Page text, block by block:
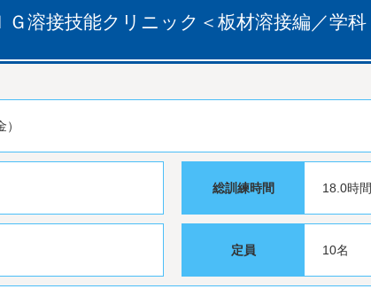
Ｇ溶接技能クリニック＜板材溶接編／学
総訓練時間 18.0時間
定員 10名